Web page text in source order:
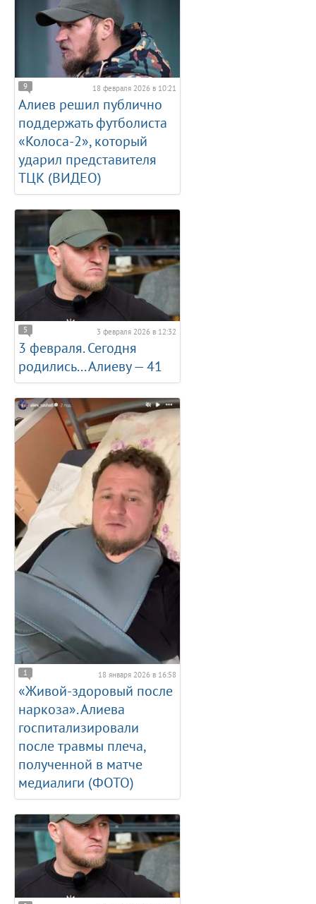
9 18 февраля 2026 в 10:21
Алиев решил публично
поддержать футболиста
«Колоса-2», который
ударил представителя
ТЦК (ВИДЕО)
5 3 февраля 2026 в 12:32
3 февраля. Сегодня
родились... Алиеву — 41
1 18 января 2026 в 16:58
«Живой-здоровый после
наркоза». Алиева
госпитализировали
после травмы плеча,
полученной в матче
медиалиги (ФОТО)